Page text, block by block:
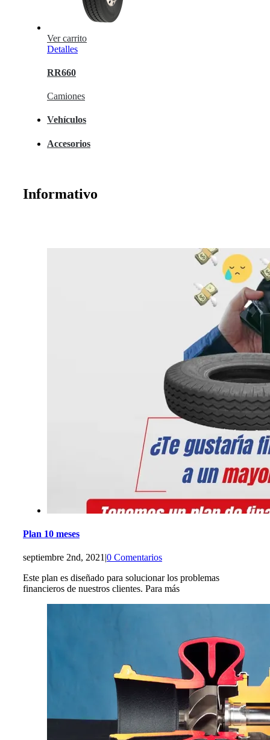
Ver carrito
Detalles
RR660
Camiones
Vehículos
Accesorios
Informativo
Plan 10 meses
septiembre 2nd, 2021 |0 Comentarios
Este plan es diseñado para solucionar los problemas
financieros de nuestros clientes. Para más